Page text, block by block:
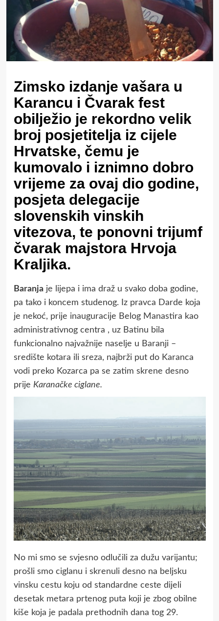
Zimsko izdanje vašara u
Karancu i Čvarak fest
obilježio je rekordno velik
broj posjetitelja iz cijele
Hrvatske, čemu je
kumovalo i iznimno dobro
vrijeme za ovaj dio godine,
posjeta delegacije
slovenskih vinskih
vitezova, te ponovni trijumf
čvarak majstora Hrvoja
Kraljika.
Baranjaje lijepa i ima draž u svako doba godine,
pa tako i koncem studenog. Iz pravca Darde koja
je nekoć, prije inauguracije Belog Manastira kao
administrativnog centra , uz Batinu bila
funkcionalno najvažnije naselje u Baranji –
središte kotara ili sreza, najbrži put do Karanca
vodi preko Kozarca pa se zatim skrene desno
prije Karanačke ciglane.
No mi smo se svjesno odlučili za dužu varijantu;
prošli smo ciglanu i skrenuli desno na beljsku
vinsku cestu koju od standardne ceste dijeli
desetak metara prtenog puta koji je zbog obilne
kiše koja je padala prethodnih dana tog 29.